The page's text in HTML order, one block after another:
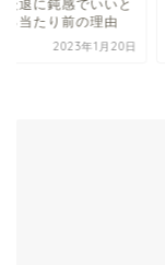
後退に鈍感でいいと
る当たり前の理由
2023年1月20日